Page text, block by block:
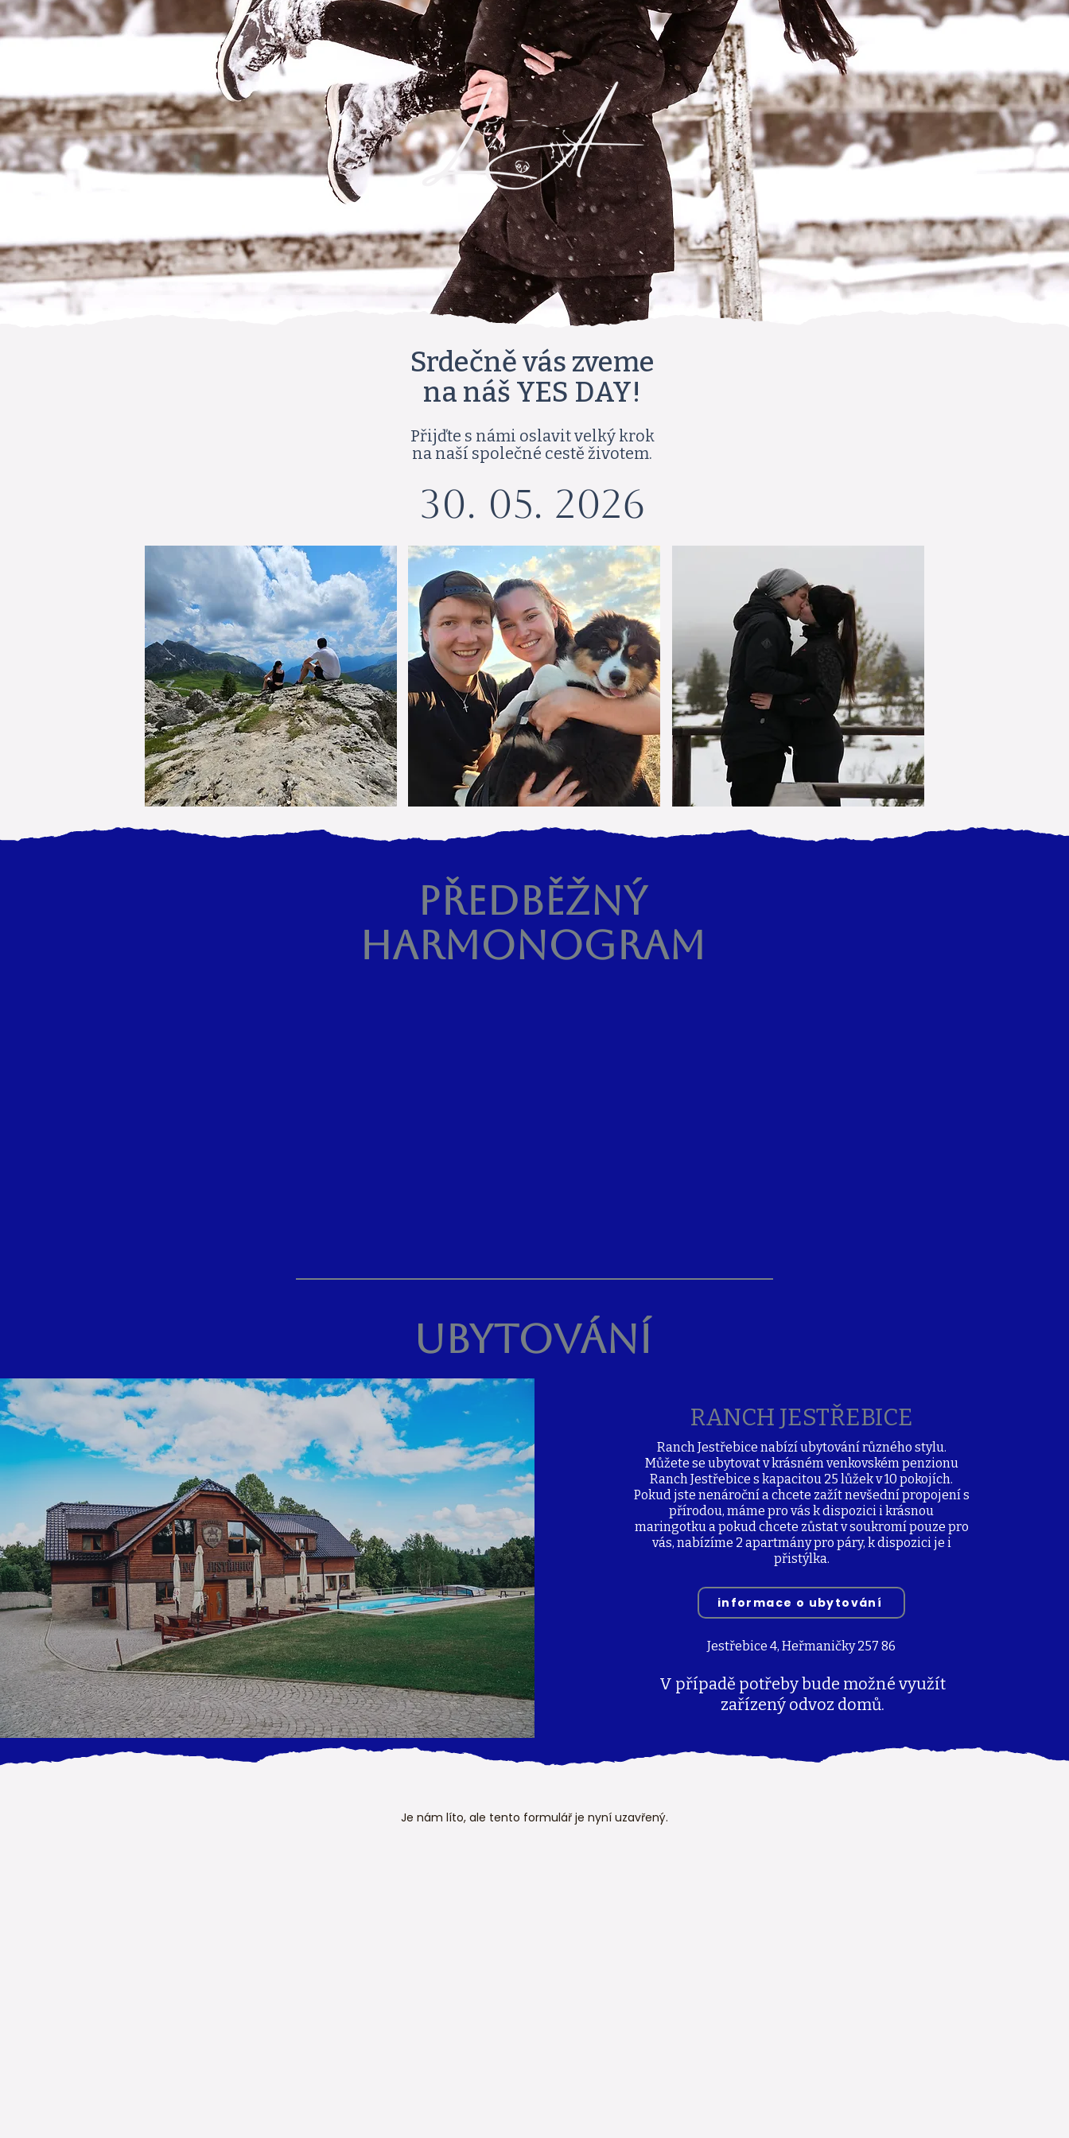
Srdečně vás zveme
na náš YES DAY!
Přijďte s námi oslavit velký krok
na naší společné cestě životem.
30. 05. 2026
PŘEDBĚŽNÝ
HARMONOGRAM
UBYTOVÁNÍ
RANCH JESTŘEBICE
Ranch Jestřebice nabízí ubytování různého stylu.
Můžete se ubytovat v krásném venkovském penzionu
Ranch Jestřebice s kapacitou 25 lůžek v 10 pokojích.
Pokud jste nenároční a chcete zažít nevšední propojení s
přírodou, máme pro vás k dispozici i krásnou
maringotku a pokud chcete zůstat v soukromí pouze pro
vás, nabízíme 2 apartmány pro páry, k dispozici je i
přistýlka.
informace o ubytování
Jestřebice 4, Heřmaničky 257 86
V případě potřeby bude možné využít
zařízený odvoz domů.
Je nám líto, ale tento formulář je nyní uzavřený.